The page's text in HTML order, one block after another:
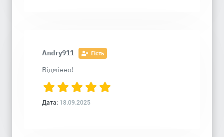
Andry911 Гість
Відмінно!
Дата: 18.09.2025